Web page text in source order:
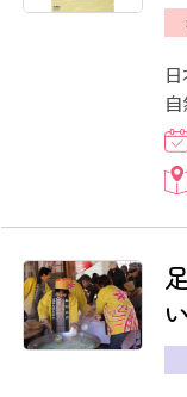
歌
様
い